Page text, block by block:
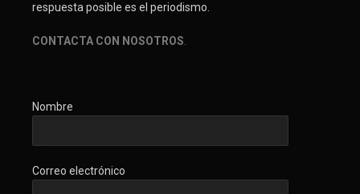
respuesta posible es el periodismo.
CONTACTA CON NOSOTROS
Nombre
Correo electrónico